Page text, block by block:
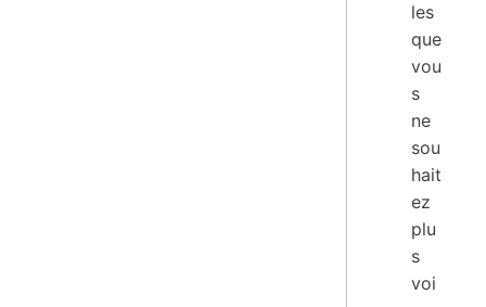
les
que
vou
s
ne
sou
hait
ez
plu
s
voi